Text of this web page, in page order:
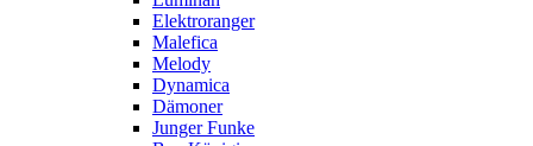
Elektroranger
Malefica
Melody
Dynamica
Dämoner
Junger Funke